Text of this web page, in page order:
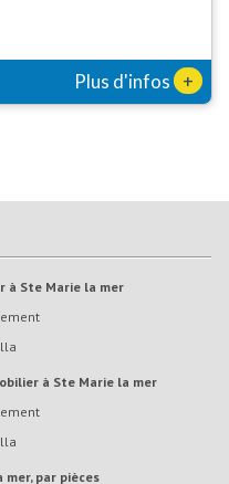
Plus d'infos +
à Ste Marie la mer
à Ste Marie la mer
mer, par pièces